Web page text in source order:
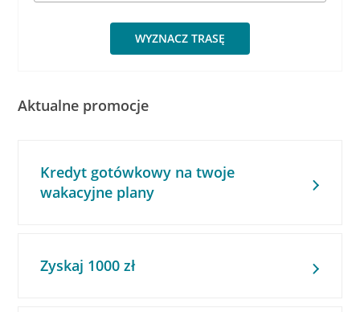
WYZNACZ TRASĘ
Aktualne promocje
Kredyt gotówkowy na twoje
wakacyjne plany
Zyskaj 1000 zł